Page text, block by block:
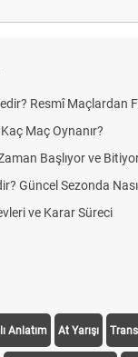
Resmî Maçlardan
Maç Oynanır?
Başlıyor ve
Güncel Sezonda
ve Karar Süreci
Anlatım At Yarışı